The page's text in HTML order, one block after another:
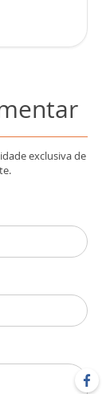
exclusiva de